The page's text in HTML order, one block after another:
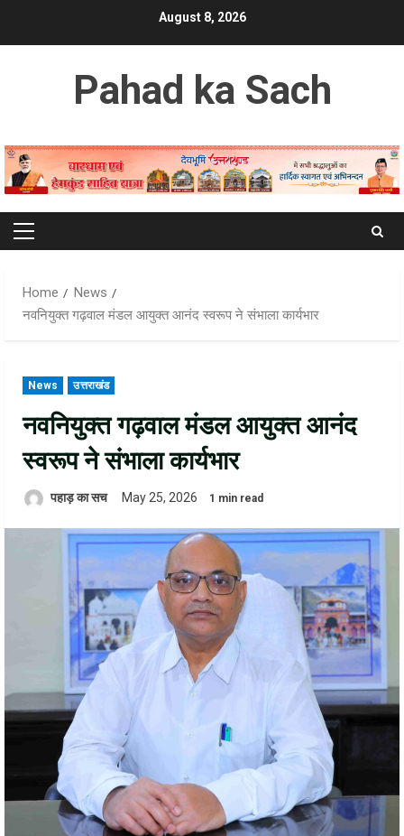
August 8, 2026
Pahad ka Sach
Primary
Home
News
नवनियुक्त गढ़वाल मंडल आयुक्त आनंद स्वरूप ने संभाला कार्यभार
News उत्तराखंड
नवनियुक्त गढ़वाल मंडल आयुक्त आनंद
स्वरूप ने संभाला कार्यभार
पहाड़ का सच May 25, 2026 1 min read